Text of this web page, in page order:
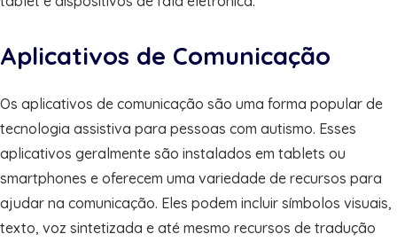
Aplicativos de Comunicação
Os aplicativos de comunicação são uma forma popular de
tecnologia assistiva para pessoas com autismo. Esses
aplicativos geralmente são instalados em tablets ou
smartphones e oferecem uma variedade de recursos para
ajudar na comunicação. Eles podem incluir símbolos visuais,
texto, voz sintetizada e até mesmo recursos de tradução